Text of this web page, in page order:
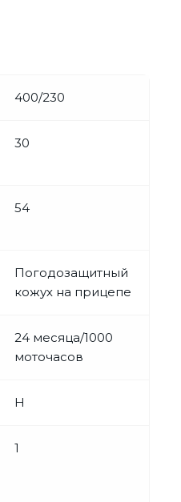
400/230
30
54
Погодозащитный
кожух на прицепе
24 месяца/1000
моточасов
H
1